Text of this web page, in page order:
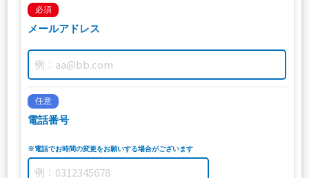
必須
メールアドレス
任意
電話番号
※電話でお時間の変更をお願いする場合がございます